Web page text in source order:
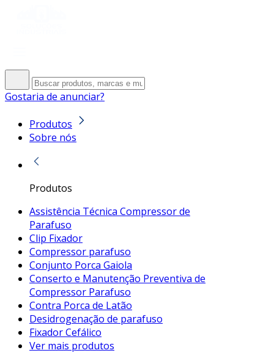
Gostaria de anunciar?
Produtos
Sobre nós
Produtos
Assistência Técnica Compressor de
Parafuso
Clip Fixador
Compressor parafuso
Conjunto Porca Gaiola
Conserto e Manutenção Preventiva de
Compressor Parafuso
Contra Porca de Latão
Desidrogenação de parafuso
Fixador Cefálico
Ver mais produtos